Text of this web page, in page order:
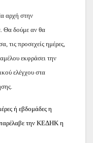
αρχή στην
Θα δούμε αν θα
τις προσεχείς ημέρες,
εκφράσει την
ελέγχου στα
ή εβδομάδες η
την ΚΕΔΗΚ η